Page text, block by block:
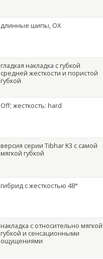
длинные шипы, OX
гладкая накладка с губкой
средней жесткости и пористой
губкой
Off; жесткость: hard
версия серии Tibhar K3 с самой
мягкой губкой
гибрид с жесткостью 48°
накладка с относительно мягкой
губкой и сенсационными
ощущениями